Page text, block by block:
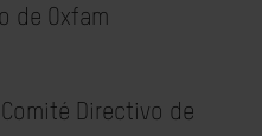
de Oxfam
Directivo de